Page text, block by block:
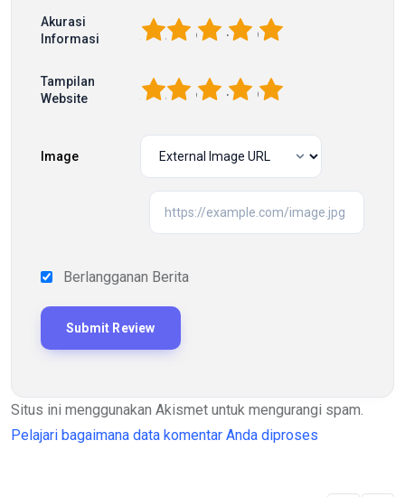
Akurasi
Informasi
5
4
3
2
Tampilan
Website
5
4
3
2
Image
Berlangganan Berita
Situs ini menggunakan Akismet untuk mengurangi spam.
Pelajari bagaimana data komentar Anda diproses